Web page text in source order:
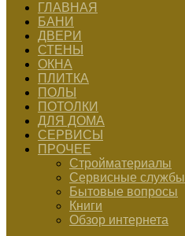
ГЛАВНАЯ
БАНИ
ДВЕРИ
СТЕНЫ
ОКНА
ПЛИТКА
ПОЛЫ
ПОТОЛКИ
ДЛЯ ДОМА
СЕРВИСЫ
ПРОЧЕЕ
Стройматериалы
Сервисные службы
Бытовые вопросы
Книги
Обзор интернета